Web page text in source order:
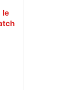
le